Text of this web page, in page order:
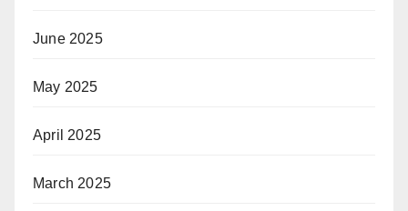
June 2025
May 2025
April 2025
March 2025